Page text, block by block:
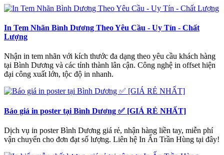
In Tem Nhãn Bình Dương Theo Yêu Cầu - Uy Tín - Chất
Lượng
Nhận in tem nhãn với kích thước đa dạng theo yêu cầu khách hàng
tại Bình Dương và các tỉnh thành lân cận. Công nghệ in offset hiện
đại công xuất lớn, tộc độ in nhanh.
Báo giá in poster tại Bình Dương ✅ [GIÁ RẺ NHẤT]
Dịch vụ in poster Bình Dương giá rẻ, nhận hàng liền tay, miễn phí
vận chuyển cho đơn đạt số lượng. Liên hệ In Ấn Trần Hùng tại đây!